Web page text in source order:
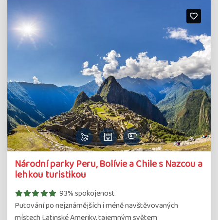
Národní parky Peru, Bolívie a Chile s Nazcou a
lehkou turistikou
93% spokojenost
Putování po nejznámějších i méně navštěvovaných
Detail
zájazdu